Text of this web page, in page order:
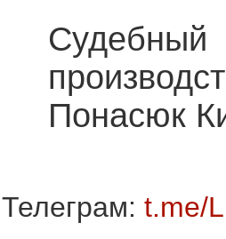
Понасюк
Телеграм: t.me/